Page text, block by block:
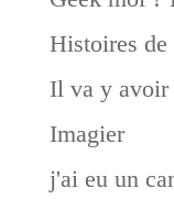
Histoires de
Il va y avoir
Imagier
j'ai eu un